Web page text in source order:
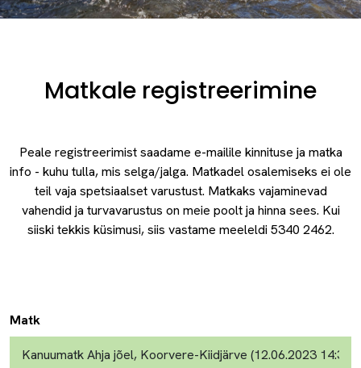
Matkale registreerimine
Peale registreerimist saadame e-mailile kinnituse ja matka
info - kuhu tulla, mis selga/jalga. Matkadel osalemiseks ei ole
teil vaja spetsiaalset varustust. Matkaks vajaminevad
vahendid ja turvavarustus on meie poolt ja hinna sees. Kui
siiski tekkis küsimusi, siis vastame meeleldi 5340 2462.
Matk